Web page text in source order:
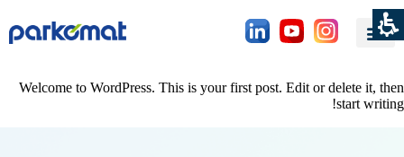
Hello
-
Welcome to WordPress. This is your first post. Edit or delete it, then
start writing!